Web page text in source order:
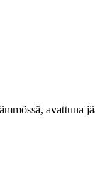
avattuna